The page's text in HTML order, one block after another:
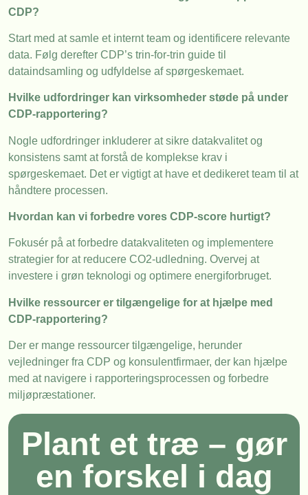
CDP?
Start med at samle et internt team og identificere relevante
data. Følg derefter CDP’s trin-for-trin guide til
dataindsamling og udfyldelse af spørgeskemaet.
Hvilke udfordringer kan virksomheder støde på under
CDP-rapportering?
Nogle udfordringer inkluderer at sikre datakvalitet og
konsistens samt at forstå de komplekse krav i
spørgeskemaet. Det er vigtigt at have et dedikeret team til at
håndtere processen.
Hvordan kan vi forbedre vores CDP-score hurtigt?
Fokusér på at forbedre datakvaliteten og implementere
strategier for at reducere CO2-udledning. Overvej at
investere i grøn teknologi og optimere energiforbruget.
Hvilke ressourcer er tilgængelige for at hjælpe med
CDP-rapportering?
Der er mange ressourcer tilgængelige, herunder
vejledninger fra CDP og konsulentfirmaer, der kan hjælpe
med at navigere i rapporteringsprocessen og forbedre
miljøpræstationer.
Plant et træ – gør
en forskel i dag